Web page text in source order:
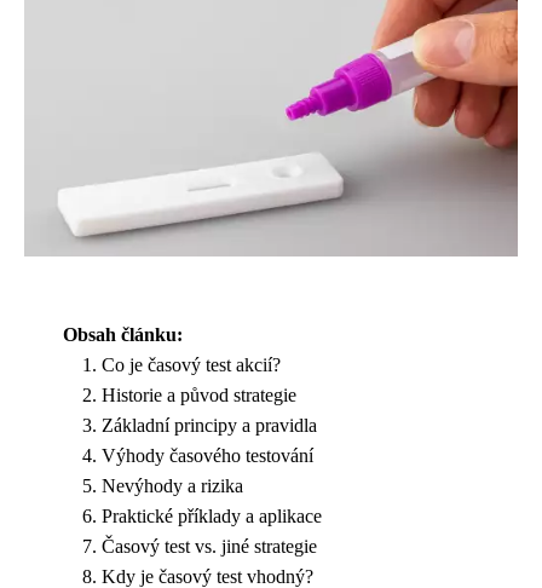
Obsah článku:
Co je časový test akcií?
Historie a původ strategie
Základní principy a pravidla
Výhody časového testování
Nevýhody a rizika
Praktické příklady a aplikace
Časový test vs. jiné strategie
Kdy je časový test vhodný?